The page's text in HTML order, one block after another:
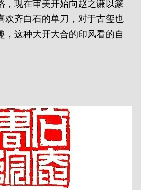
，现在审美开始向赵之谦以篆
欢齐白石的单刀，对于古玺也
，这种大开大合的印风看的自